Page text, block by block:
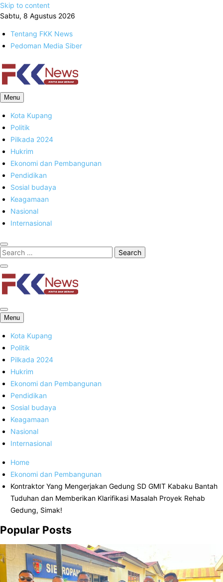
Skip to content
Sabtu, 8 Agustus 2026
Tentang FKK News
Pedoman Media Siber
FKK News
Menu
Kota Kupang
Politik
Pilkada 2024
Hukrim
Ekonomi dan Pembangunan
Pendidikan
Sosial budaya
Keagamaan
Nasional
Internasional
FKK News
Menu
Kota Kupang
Politik
Pilkada 2024
Hukrim
Ekonomi dan Pembangunan
Pendidikan
Sosial budaya
Keagamaan
Nasional
Internasional
Home
Ekonomi dan Pembangunan
Kontraktor Yang Mengerjakan Gedung SD GMIT Kabaku Bantah
Tuduhan dan Memberikan Klarifikasi Masalah Proyek Rehab
Gedung, Simak!
Popular Posts